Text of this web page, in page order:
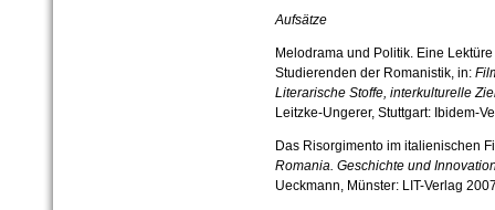
Aufsätze
Melodrama und Politik. Eine
Studierenden der Romanistik, in:
Literarische Stoffe, interkulturelle
Leitzke-Ungerer, Stuttgart: Ibidem-
Das Risorgimento im italienischen
Romania. Geschichte und
Ueckmann, Münster: LIT-Verlag